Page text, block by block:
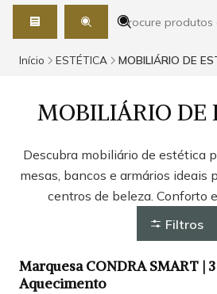
Início ESTÉTICA MOBILIÁRIO DE
MOBILIÁRIO DE
Descubra mobiliário de estética
mesas, bancos e armários ideais
centros de beleza. Conforto
Filtros
Marquesa CONDRA SMART |
Aquecimento